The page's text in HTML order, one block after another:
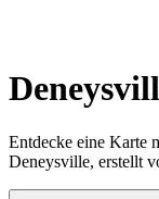
Entdecke eine Karte
Deneysville, erstellt